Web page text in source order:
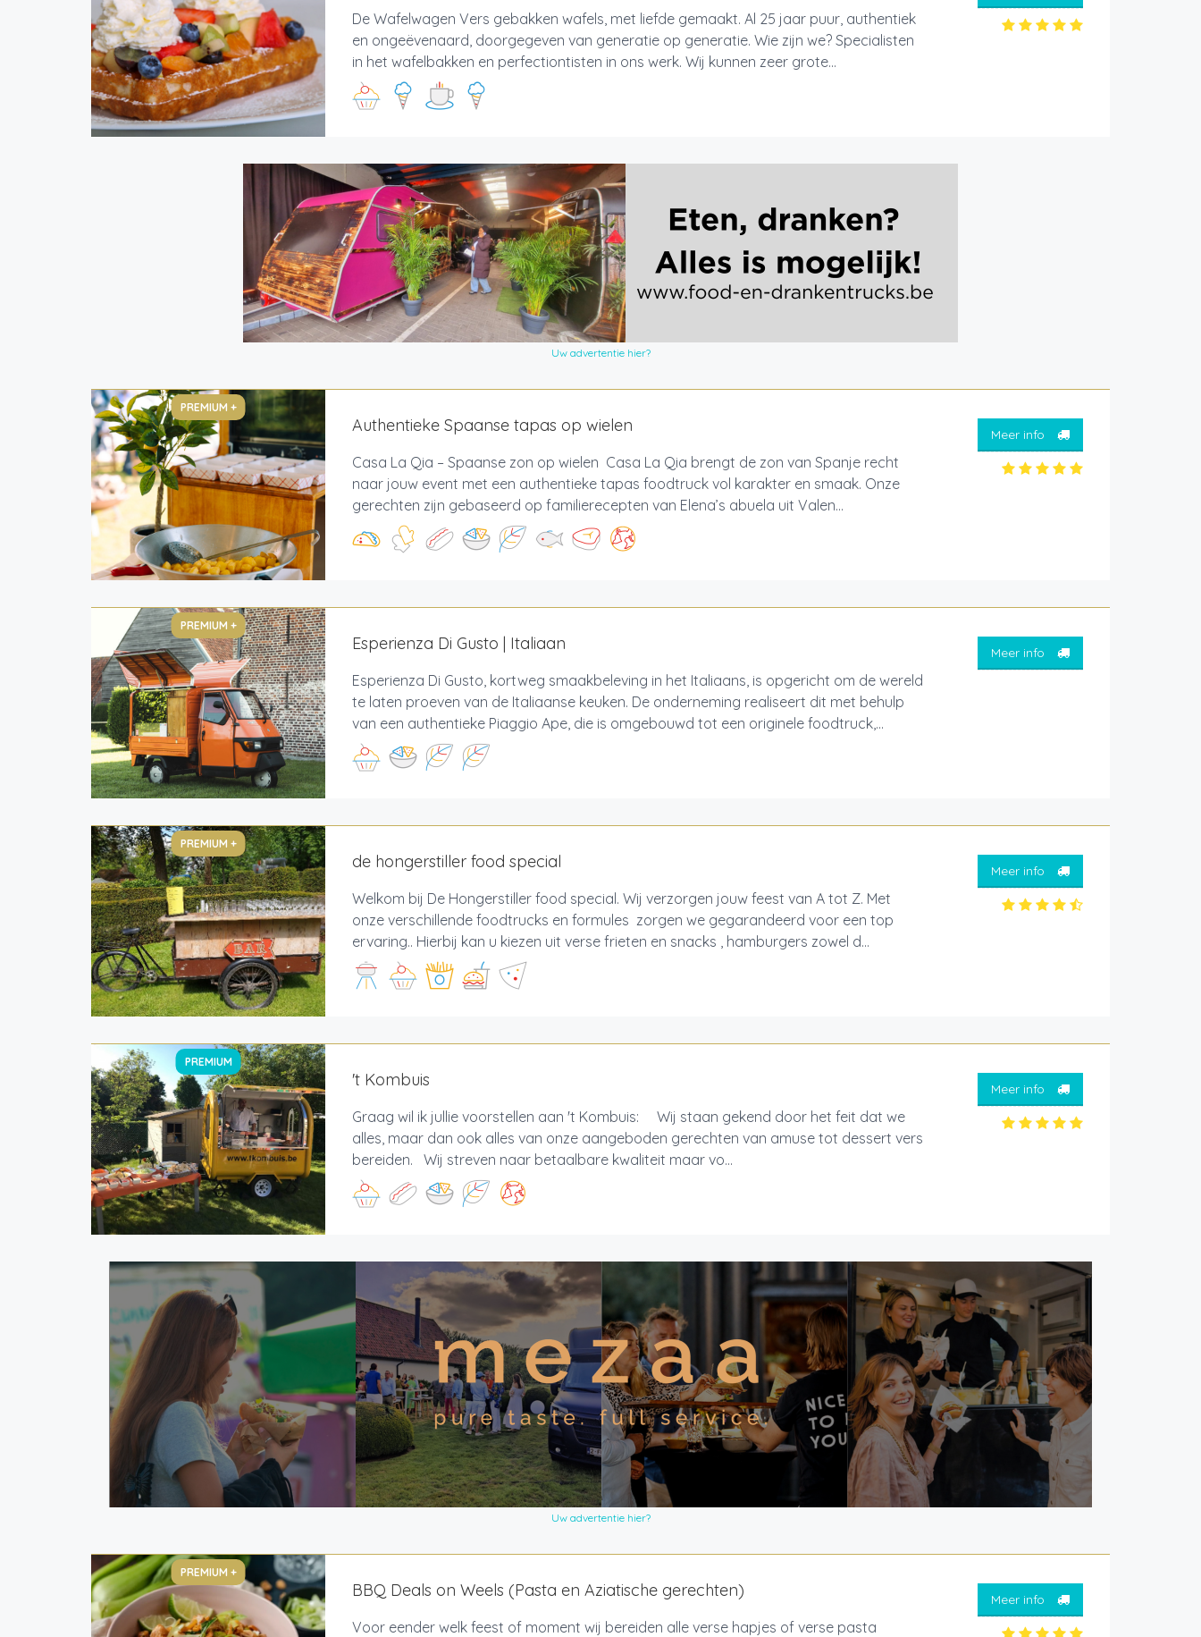
De Wafelwagen Vers gebakken wafels, met liefde gemaakt. Al 25 jaar puur, authentiek
en ongeëvenaard, doorgegeven van generatie op generatie. Wie zijn we? Specialisten
in het wafelbakken en perfectiontisten in ons werk. Wij kunnen zeer grote...
Uw advertentie hier?
PREMIUM +
Authentieke Spaanse tapas op wielen
Casa La Qia – Spaanse zon op wielen Casa La Qia brengt de zon van Spanje recht
naar jouw event met een authentieke tapas foodtruck vol karakter en smaak. Onze
gerechten zijn gebaseerd op familierecepten van Elena’s abuela uit Valen...
Meer info
PREMIUM +
Esperienza Di Gusto | Italiaan
Esperienza Di Gusto, kortweg smaakbeleving in het Italiaans, is opgericht om de wereld
te laten proeven van de Italiaanse keuken. De onderneming realiseert dit met behulp
van een authentieke Piaggio Ape, die is omgebouwd tot een originele foodtruck,...
Meer info
PREMIUM +
de hongerstiller food special
Welkom bij De Hongerstiller food special. Wij verzorgen jouw feest van A tot Z. Met
onze verschillende foodtrucks en formules zorgen we gegarandeerd voor een top
ervaring.. Hierbij kan u kiezen uit verse frieten en snacks , hamburgers zowel d...
Meer info
PREMIUM
't Kombuis
Graag wil ik jullie voorstellen aan 't Kombuis: Wij staan gekend door het feit dat we
alles, maar dan ook alles van onze aangeboden gerechten van amuse tot dessert vers
bereiden. Wij streven naar betaalbare kwaliteit maar vo...
Meer info
Uw advertentie hier?
PREMIUM +
BBQ Deals on Weels (Pasta en Aziatische gerechten)
Voor eender welk feest of moment wij bereiden alle verse hapjes of verse pasta
Meer info